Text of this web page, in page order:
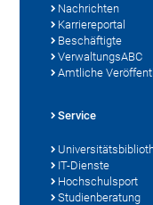
Nachrichten
Karriereportal
Beschäftigte
VerwaltungsABC
Amtliche
Service
IT-Dienste
Hochschulsport
Studienberatung